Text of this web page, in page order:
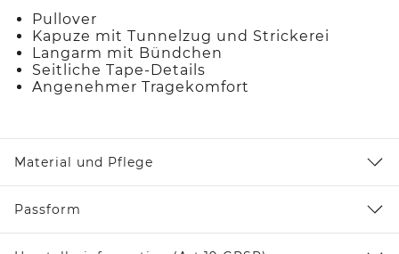
Pullover
Kapuze mit Tunnelzug und Strickerei
Langarm mit Bündchen
Seitliche Tape-Details
Angenehmer Tragekomfort
Material und Pflege
Passform